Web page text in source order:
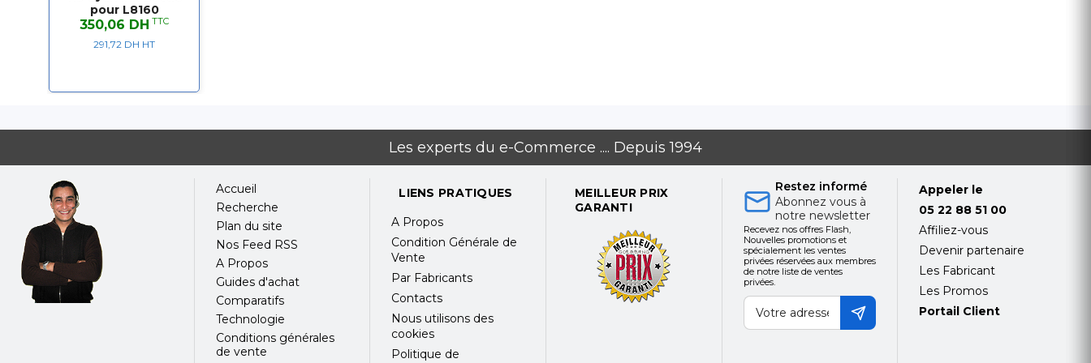
pour L8160
350,06 DH TTC
291,72 DH HT
Les experts du e-Commerce .... Depuis 1994
Accueil
Recherche
Plan du site
Nos Feed RSS
A Propos
Guides d'achat
Comparatifs
Technologie
Conditions générales
de vente
LIENS PRATIQUES
A Propos
Condition Générale de
Vente
Par Fabricants
Contacts
Nous utilisons des
cookies
Politique de
MEILLEUR PRIX
GARANTI
Restez informé
Abonnez vous à
notre newsletter
Recevez nos offres Flash,
Nouvelles promotions et
spécialement les ventes
privées réservées aux membres
de notre liste de ventes
privées.
Appeler le
05 22 88 51 00
Affiliez-vous
Devenir partenaire
Les Fabricant
Les Promos
Portail Client